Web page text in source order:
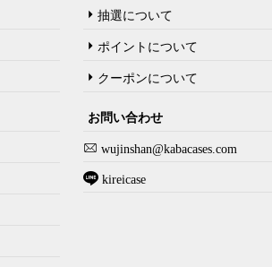
抽選について
ポイントについて
クーポンについて
お問い合わせ
wujinshan@kabacases.com
kireicase